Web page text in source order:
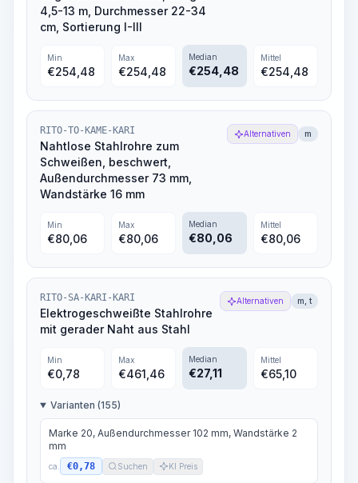
4,5-13 m, Durchmesser 22-34
cm, Sortierung I-III
Min
€254,48
Max
€254,48
Median
€254,48
Mittel
€254,48
RITO-TO-KAME-KARI
Nahtlose Stahlrohre zum
Schweißen, beschwert,
Außendurchmesser 73 mm,
Wandstärke 16 mm
Alternativen m
Min
€80,06
Max
€80,06
Median
€80,06
Mittel
€80,06
RITO-SA-KARI-KARI
Elektrogeschweißte Stahlrohre
mit gerader Naht aus Stahl
Alternativen m, t
Min
€0,78
Max
€461,46
Median
€27,11
Mittel
€65,10
Varianten (155)
Marke 20, Außendurchmesser 102 mm, Wandstärke 2
mm
ca. €0,78 Suchen KI Preis